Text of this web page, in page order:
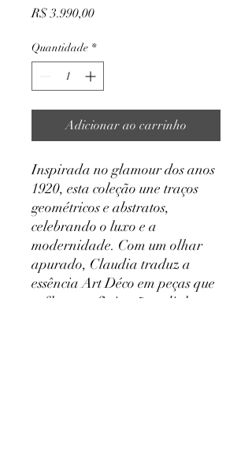
R$ 3.990,00Preço
Quantidade *
Adicionar ao carrinho
Inspirada no glamour dos anos
1920, esta coleção une traços
geométricos e abstratos,
celebrando o luxo e a
modernidade. Com um olhar
apurado, Claudia traduz a
essência Art Déco em peças que
refletem sofisticação e dialogam